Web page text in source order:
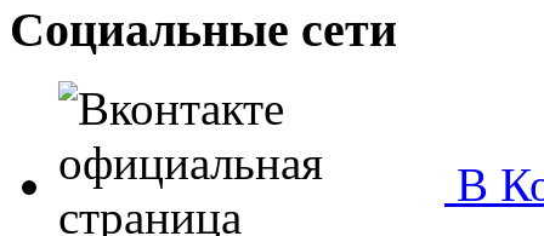
Социальные сети
В